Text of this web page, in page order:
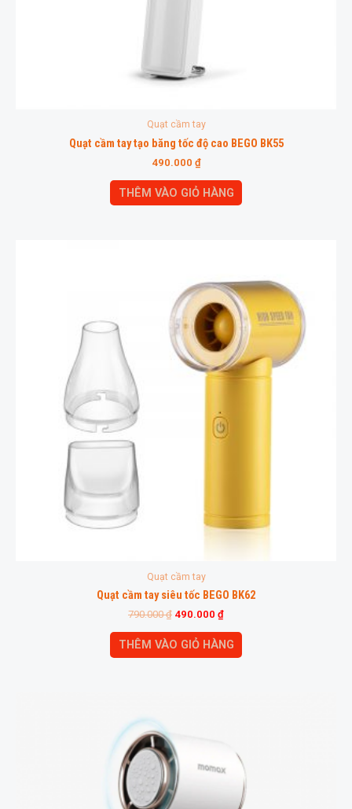
Quạt cầm tay
Quạt cầm tay tạo băng tốc độ cao BEGO BK55
490.000 ₫
THÊM VÀO GIỎ HÀNG
Quạt cầm tay
Quạt cầm tay siêu tốc BEGO BK62
790.000₫ 490.000 ₫
THÊM VÀO GIỎ HÀNG